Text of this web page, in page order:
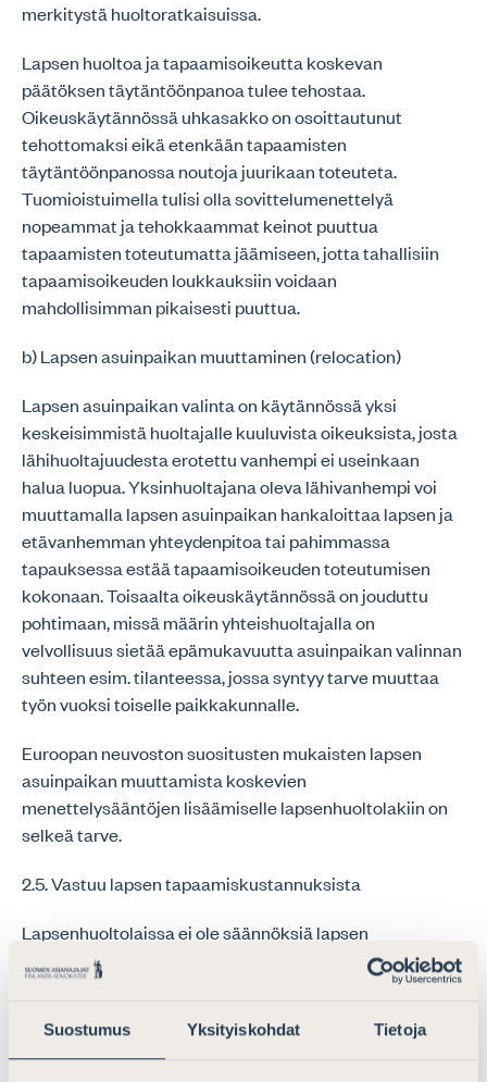
Suostumus Yksityiskohdat Tietoja
merkitystä huoltoratkaisuissa.
Lapsen huoltoa ja tapaamisoikeutta koskevan
päätöksen täytäntöönpanoa tulee tehostaa.
Oikeuskäytännössä uhkasakko on osoittautunut
tehottomaksi eikä etenkään tapaamisten
täytäntöönpanossa noutoja juurikaan toteuteta.
Tuomioistuimella tulisi olla sovittelumenettelyä
nopeammat ja tehokkaammat keinot puuttua
tapaamisten toteutumatta jäämiseen, jotta tahallisiin
tapaamisoikeuden loukkauksiin voidaan
mahdollisimman pikaisesti puuttua.
b) Lapsen asuinpaikan muuttaminen (relocation)
Lapsen asuinpaikan valinta on käytännössä yksi
keskeisimmistä huoltajalle kuuluvista oikeuksista, josta
lähihuoltajuudesta erotettu vanhempi ei useinkaan
halua luopua. Yksinhuoltajana oleva lähivanhempi voi
muuttamalla lapsen asuinpaikan hankaloittaa lapsen ja
etävanhemman yhteydenpitoa tai pahimmassa
tapauksessa estää tapaamisoikeuden toteutumisen
kokonaan. Toisaalta oikeuskäytännössä on jouduttu
pohtimaan, missä määrin yhteishuoltajalla on
velvollisuus sietää epämukavuutta asuinpaikan valinnan
suhteen esim. tilanteessa, jossa syntyy tarve muuttaa
työn vuoksi toiselle paikkakunnalle.
Euroopan neuvoston suositusten mukaisten lapsen
asuinpaikan muuttamista koskevien
menettelysääntöjen lisäämiselle lapsenhuoltolakiin on
selkeä tarve.
2.5. Vastuu lapsen tapaamiskustannuksista
Lapsenhuoltolaissa ei ole säännöksiä lapsen
tapaamisoikeudesta aiheutuvien kustannusten
jakamisesta vanhempien kesken. Asia on
lapsen elatusavun suuruuden arvioimiseksi (2007:2) on
joitakin ohjeita tapaamiskustannusten vaikutuksesta